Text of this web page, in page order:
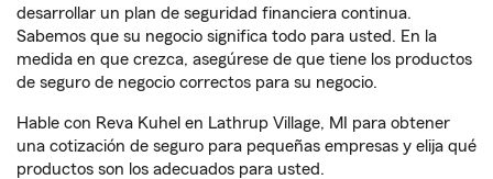
desarrollar un plan de seguridad financiera continua.
Sabemos que su negocio significa todo para usted. En la
medida en que crezca, asegúrese de que tiene los productos
de seguro de negocio correctos para su negocio.
Hable con Reva Kuhel en Lathrup Village, MI para obtener
una cotización de seguro para pequeñas empresas y elija qué
productos son los adecuados para usted.